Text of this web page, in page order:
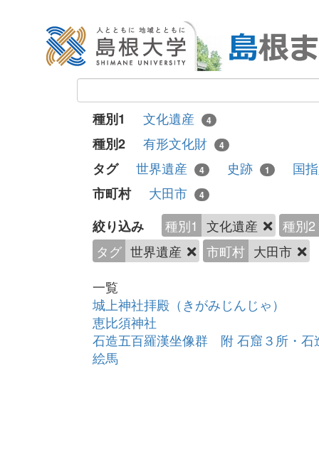
種別1 文化遺産 4
種別2 有形文化財 4
タグ 世界遺産 4 史跡 1
国
市町村
大田市 4
絞り込み 種別1 文化遺産
種別2
タグ 世界遺産 市町村 大田市
一覧
城上神社拝殿（きがみじんじゃ）
恵比須神社
石造五百羅漢坐像群 附 石窟３所・石
絵馬